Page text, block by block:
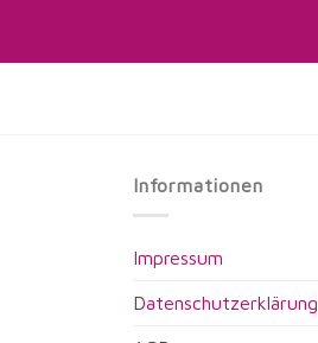
Informationen
Impressum
Datenschutzerklärung